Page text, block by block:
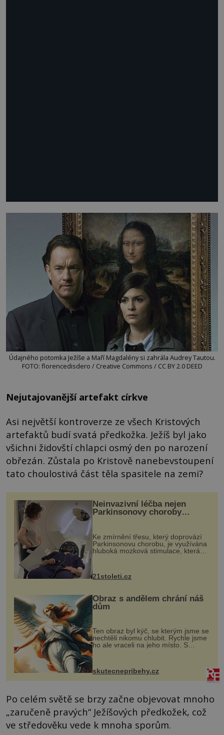
Údajného potomka Ježíše a Maří Magdalény si zahrála Audrey Tautou.
FOTO: florencedisdero / Creative Commons / CC BY 2.0 DEED
Nejutajovanější artefakt církve
Asi největší kontroverze ze všech Kristových
artefaktů budí svatá předkožka. Ježíš byl jako
všichni židovští chlapci osmý den po narození
obřezán. Zůstala po Kristově nanebevstoupení
tato choulostivá část těla spasitele na zemi?
Neinvazivní léčba nejen
Parkinsonovy choroby
Ke zmírnění třesu, který doprovází
Parkinsonovu chorobu, je využívána
hluboká mozková stimulace, která
však vyžaduje vysoce invazivní
zákrok. Ultrazvuk zase není vhodný
k dostatečně přesnému zacílení ...
21stoleti.cz
Obraz s andělem chrání náš
dům
Ten obraz byl kýč, se kterým jsme se
nechtěli nikomu chlubit. Rychle jsme
ho ale vraceli na jeho místo. S
manželem Vaškem jsme si pořídili
chaloupku, takový domek na severu
Čech, kde jsme si naplánova...
skutecnepribehy.cz
Po celém světě se brzy začne objevovat mnoho
„zaručeně pravých“ Ježíšových předkožek, což
ve středověku vede k mnoha sporům.